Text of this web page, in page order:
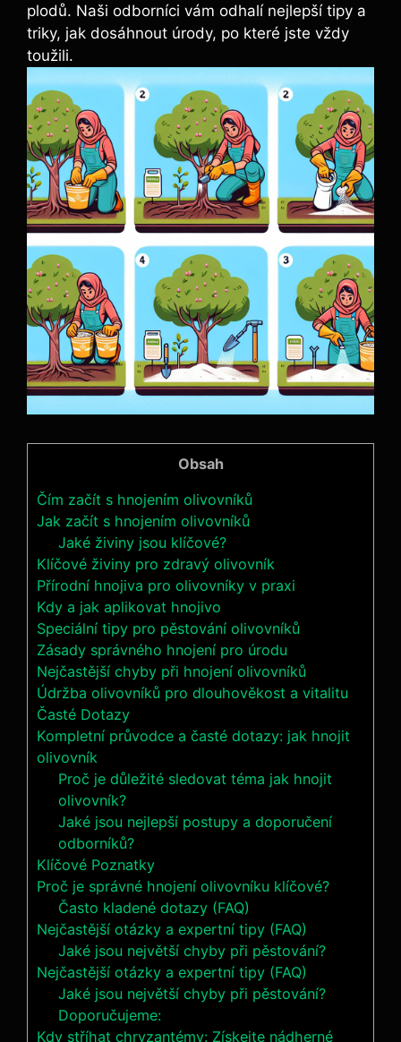
⁢plodů. Naši odborníci vám odhalí nejlepší‌ tipy a
triky, jak dosáhnout úrody, po které jste vždy
⁢toužili.
Obsah
Čím ​začít s hnojením olivovníků
Jak začít s ⁢hnojením⁢ olivovníků
Jaké živiny jsou ‌klíčové?
Klíčové ⁢živiny pro zdravý olivovník
Přírodní hnojiva pro olivovníky v praxi
Kdy‍ a jak aplikovat hnojivo
Speciální tipy pro pěstování olivovníků
Zásady ​správného hnojení pro úrodu
Nejčastější chyby při hnojení olivovníků
Údržba‍ olivovníků pro dlouhověkost⁢ a ⁤vitalitu
Časté Dotazy
Kompletní průvodce a časté dotazy: jak hnojit
olivovník
Proč je důležité sledovat téma jak hnojit
olivovník?
Jaké jsou nejlepší postupy a doporučení
odborníků?
Klíčové Poznatky
Proč je správné hnojení olivovníku klíčové?
Často kladené dotazy (FAQ)
Nejčastější otázky a expertní tipy (FAQ)
Jaké jsou největší chyby při pěstování?
Nejčastější otázky a expertní tipy (FAQ)
Jaké jsou největší chyby při pěstování?
Doporučujeme:
Kdy stříhat chryzantémy: Získejte nádherné